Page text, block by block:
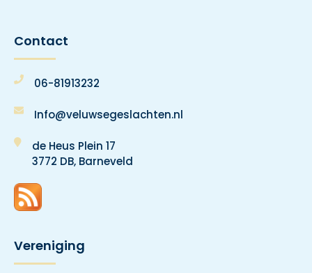
Contact
06-81913232
Info@veluwsegeslachten.nl
de Heus Plein 17
3772 DB, Barneveld
Vereniging